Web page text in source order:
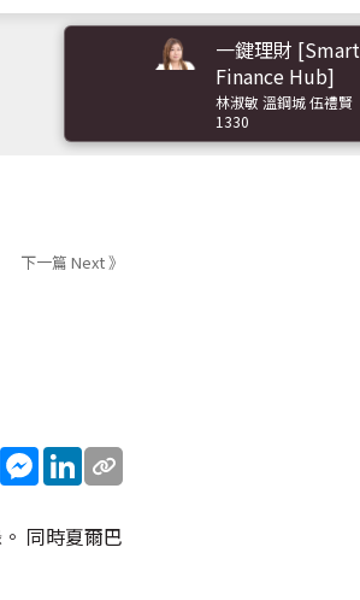
一鍵理財 [Smart
Finance Hub]
林淑敏 溫鋼城 伍禮賢
1330
下一篇 Next 》
WeChatMessenger
LinkedIn
同時夏爾巴